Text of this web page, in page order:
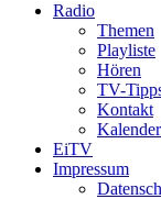
Radio
Themen
Playliste
Hören
TV-
Kontakt
EiTV
Impressum